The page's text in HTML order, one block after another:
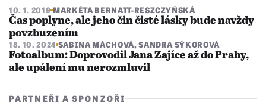
10. 1. 2019 MARKÉTA BERNATT-RESZCZYŃSKÁ
Čas poplyne, ale jeho čin čisté lásky bude navždy
povzbuzením
18. 10. 2024 SABINA MÁCHOVÁ,SANDRA SÝKOROVÁ
Fotoalbum: Doprovodil Jana Zajíce až do Prahy,
ale upálení mu nerozmluvil
PARTNEŘI A SPONZOŘI